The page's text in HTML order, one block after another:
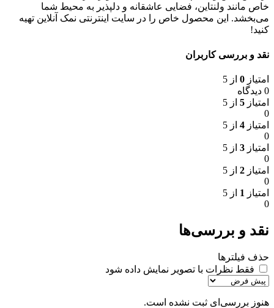
خاص مانند ولنتاین، فضایی عاشقانه و دلپذیر به محیط شما
می‌بخشد. این محصول خاص را در سایت اینترنتی نمک آنلاین تهیه
کنید!
نقد و بررسی کاربران
امتیاز 0 از 5
0 دیدگاه
امتیاز 5 از 5
0
امتیاز 4 از 5
0
امتیاز 3 از 5
0
امتیاز 2 از 5
0
امتیاز 1 از 5
0
نقد و بررسی‌ها
حذف فیلترها
فقط نظرات با تصویر نمایش داده شود
هنوز بررسی‌ای ثبت نشده است.